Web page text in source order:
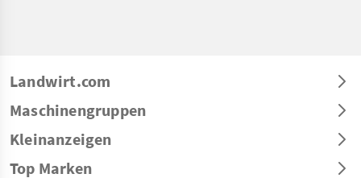
Landwirt.com
Maschinengruppen
Kleinanzeigen
Top Marken